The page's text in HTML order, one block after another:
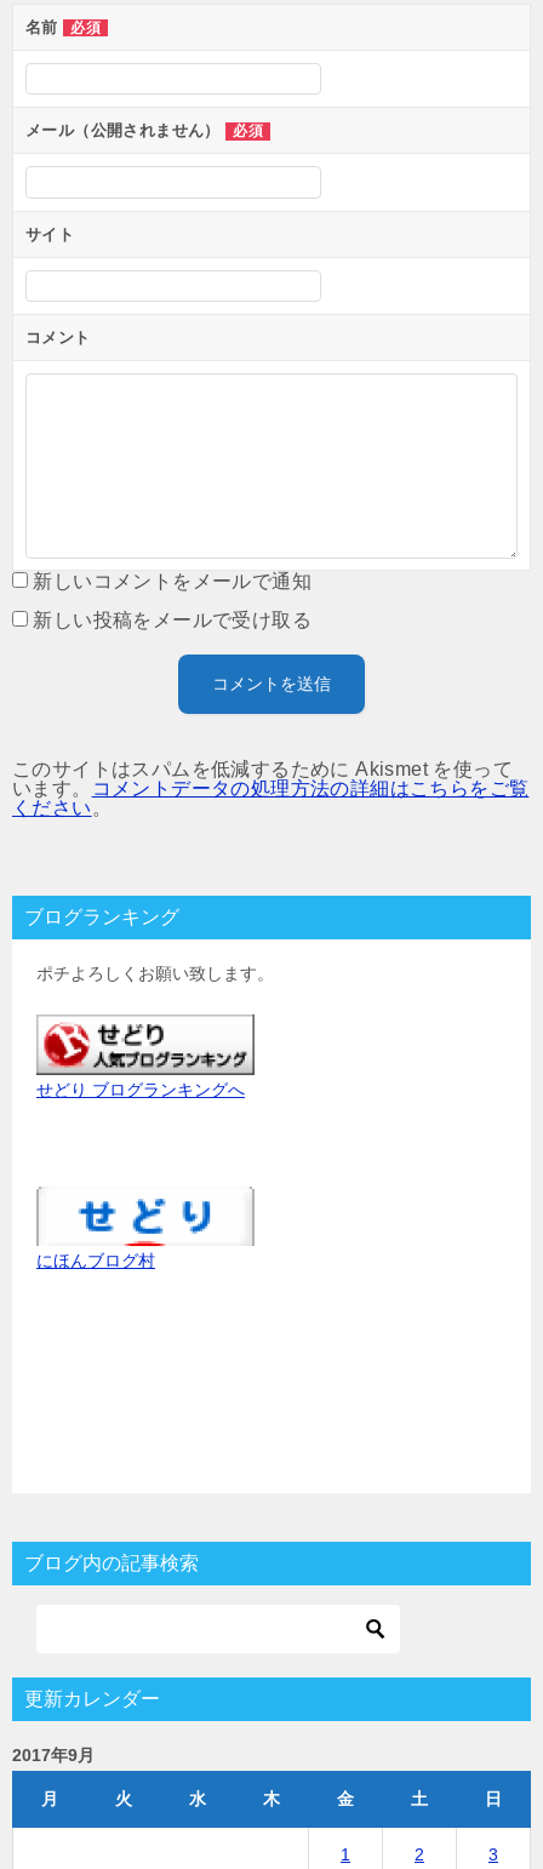
ン
名前 必須
メール（公開されません） 必須
サイト
コメント
新しいコメントをメールで通知
新しい投稿をメールで受け取る
このサイトはスパムを低減するために Akismet を使って
います。
コメントデータの処理方法の詳細はこちらをご覧
ください 。
ブログランキング
ポチよろしくお願い致します。
せどり ブログランキングへ
にほんブログ村
ブログ内の記事検索
更新カレンダー
2017年9月
月 火 水 木 金 土 日
1 2 3